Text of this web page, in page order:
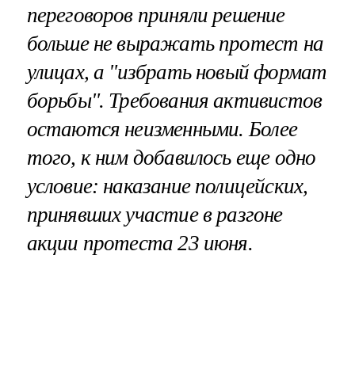
переговоров приняли решение
больше не выражать протест на
улицах, а "избрать новый формат
борьбы". Требования активистов
остаются неизменными. Более
того, к ним добавилось еще одно
условие: наказание полицейских,
принявших участие в разгоне
акции протеста 23 июня.